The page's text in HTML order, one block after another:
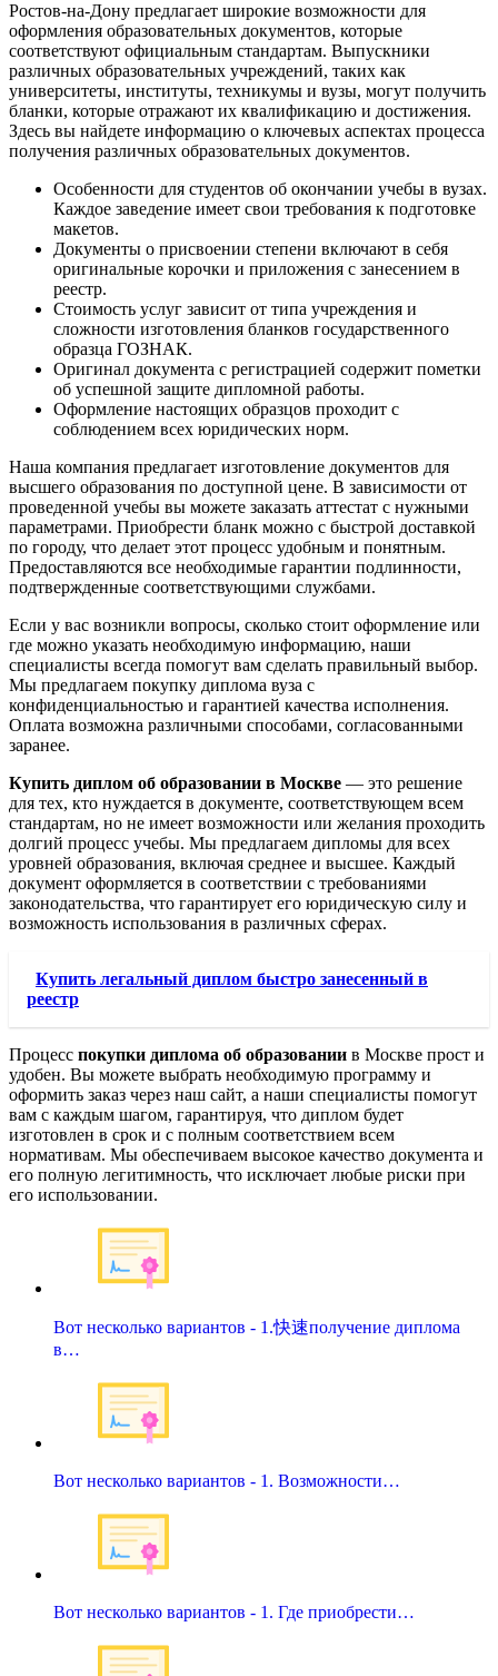
Ростов-на-Дону предлагает широкие возможности для
оформления образовательных документов, которые
соответствуют официальным стандартам. Выпускники
различных образовательных учреждений, таких как
университеты, институты, техникумы и вузы, могут получить
бланки, которые отражают их квалификацию и достижения.
Здесь вы найдете информацию о ключевых аспектах процесса
получения различных образовательных документов.
Особенности для студентов об окончании учебы в вузах.
Каждое заведение имеет свои требования к подготовке
макетов.
Документы о присвоении степени включают в себя
оригинальные корочки и приложения с занесением в
реестр.
Стоимость услуг зависит от типа учреждения и
сложности изготовления бланков государственного
образца ГОЗНАК.
Оригинал документа с регистрацией содержит пометки
об успешной защите дипломной работы.
Оформление настоящих образцов проходит с
соблюдением всех юридических норм.
Наша компания предлагает изготовление документов для
высшего образования по доступной цене. В зависимости от
проведенной учебы вы можете заказать аттестат с нужными
параметрами. Приобрести бланк можно с быстрой доставкой
по городу, что делает этот процесс удобным и понятным.
Предоставляются все необходимые гарантии подлинности,
подтвержденные соответствующими службами.
Если у вас возникли вопросы, сколько стоит оформление или
где можно указать необходимую информацию, наши
специалисты всегда помогут вам сделать правильный выбор.
Мы предлагаем покупку диплома вуза с
конфиденциальностью и гарантией качества исполнения.
Оплата возможна различными способами, согласованными
заранее.
Купить диплом об образовании в Москве — это решение
для тех, кто нуждается в документе, соответствующем всем
стандартам, но не имеет возможности или желания проходить
долгий процесс учебы. Мы предлагаем дипломы для всех
уровней образования, включая среднее и высшее. Каждый
документ оформляется в соответствии с требованиями
законодательства, что гарантирует его юридическую силу и
возможность использования в различных сферах.
Купить легальный диплом быстро занесенный в
реестр
Процесс покупки диплома об образовании в Москве прост и
удобен. Вы можете выбрать необходимую программу и
оформить заказ через наш сайт, а наши специалисты помогут
вам с каждым шагом, гарантируя, что диплом будет
изготовлен в срок и с полным соответствием всем
нормативам. Мы обеспечиваем высокое качество документа и
его полную легитимность, что исключает любые риски при
его использовании.
Вот несколько вариантов - 1.快速получение диплома
в…
Вот несколько вариантов - 1. Возможности…
Вот несколько вариантов - 1. Где приобрести…